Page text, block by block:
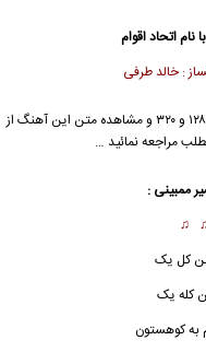
نام اتحاد اقوام
: خالد طرفی
جهت دانلود آهنگ اتحاد اقوام از امیر ممبینی با کیفیت ۱۲۸ و ۳۲۰ و مشاهده متن این آهنگ از
مراجعه نمائید …
ممبینی :
♫
کل یک
کله یک
به کوهستون